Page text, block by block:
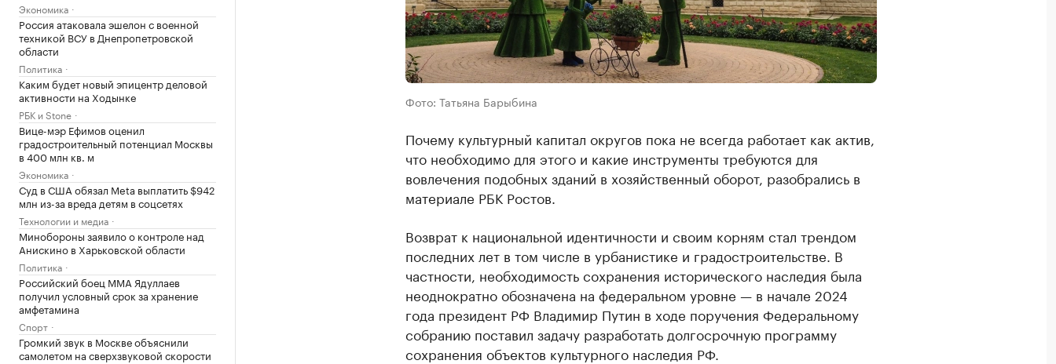
Экономика
Россия атаковала эшелон с военной
техникой ВСУ в Днепропетровской
области
Политика
Каким будет новый эпицентр деловой
активности на Ходынке
РБК и Stone
Вице-мэр Ефимов оценил
градостроительный потенциал Москвы
в 400 млн кв. м
Экономика
Суд в США обязал Meta выплатить $942
млн из-за вреда детям в соцсетях
Технологии и медиа
Минобороны заявило о контроле над
Анискино в Харьковской области
Политика
Российский боец ММА Ядуллаев
получил условный срок за хранение
амфетамина
Спорт
Громкий звук в Москве объяснили
самолетом на сверхзвуковой скорости
Фото: Татьяна Барыбина
Почему культурный капитал округов пока не всегда работает как актив,
что необходимо для этого и какие инструменты требуются для
вовлечения подобных зданий в хозяйственный оборот, разобрались в
материале РБК Ростов.
Возврат к национальной идентичности и своим корням стал трендом
последних лет в том числе в урбанистике и градостроительстве. В
частности, необходимость сохранения исторического наследия была
неоднократно обозначена на федеральном уровне — в начале 2024
года президент РФ Владимир Путин в ходе поручения Федеральному
собранию поставил задачу разработать долгосрочную программу
сохранения объектов культурного наследия РФ.